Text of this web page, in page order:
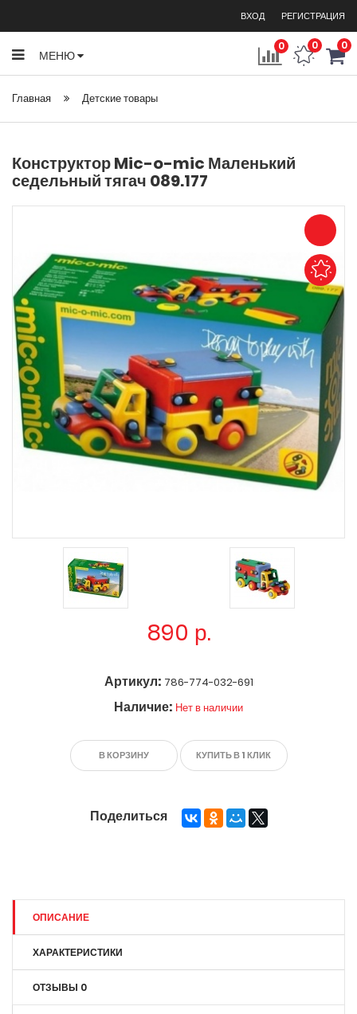
ВХОД РЕГИСТРАЦИЯ
0 0 0
МЕНЮ
Главная Детские товары
Конструктор Mic-o-mic Маленький
седельный тягач 089.177
890 р.
Артикул: 786-774-032-691
Наличие: Нет в наличии
В КОРЗИНУ КУПИТЬ В 1 КЛИК
Поделиться
ОПИСАНИЕ
ХАРАКТЕРИСТИКИ
ОТЗЫВЫ 0